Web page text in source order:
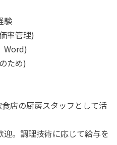
験
率管理)
Word)
ため)
店の厨房スタッフとして活
。調理技術に応じて給与を